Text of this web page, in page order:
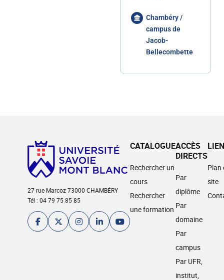
Chambéry /
campus de
Jacob-
Bellecombette
27 rue Marcoz 73000 CHAMBÉRY
Tél : 04 79 75 85 85
CATALOGUE
Rechercher un
cours
Rechercher
une formation
ACCÈS
DIRECTS
Par
diplôme
Par
domaine
Par
campus
Par UFR,
institut,
Plan
site